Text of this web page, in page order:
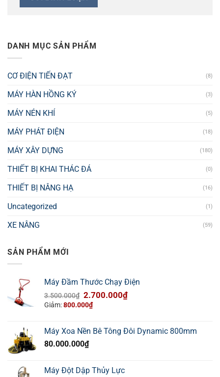
DANH MỤC SẢN PHẨM
CƠ ĐIỆN TIẾN ĐẠT (8)
MÁY HÀN HỒNG KÝ (3)
MÁY NÉN KHÍ (5)
MÁY PHÁT ĐIỆN (18)
MÁY XÂY DỰNG (180)
THIẾT BỊ KHAI THÁC ĐÁ (0)
THIẾT BỊ NÂNG HẠ (16)
Uncategorized (1)
XE NÂNG (59)
SẢN PHẨM MỚI
Máy Đầm Thước Chạy Điện
3.500.000₫ Giá
gốc
3.500.000₫.
2.700.000₫Giá
là:
2.700.000₫.
Giảm:800.000₫
Máy Xoa Nền Bê Tông Đôi Dynamic 800mm
80.000.000₫
Máy Đột Dập Thủy Lực